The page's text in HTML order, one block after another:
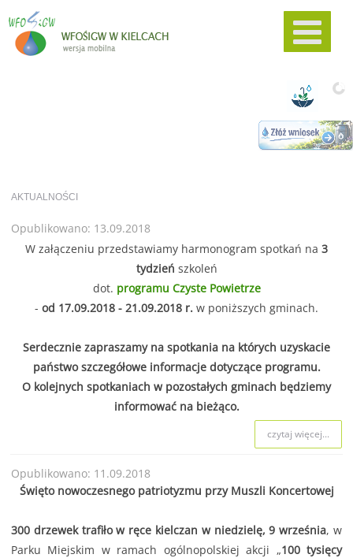
AKTUALNOŚCI
Opublikowano: 13.09.2018
W załączeniu przedstawiamy harmonogram spotkań na 3
tydzień szkoleń
dot. programu Czyste Powietrze
- od 17.09.2018 - 21.09.2018 r. w poniższych gminach.
Serdecznie zapraszamy na spotkania na których uzyskacie
państwo szczegółowe informacje dotyczące programu.
O kolejnych spotkaniach w pozostałych gminach będziemy
informować na bieżąco.
czytaj więcej...
Opublikowano: 11.09.2018
Święto nowoczesnego patriotyzmu przy Muszli Koncertowej
300 drzewek trafiło w ręce kielczan w niedzielę, 9 września, w
Parku Miejskim w ramach ogólnopolskiej akcji „100 tysięcy